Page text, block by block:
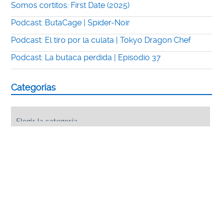
Somos cortitos: First Date (2025)
Podcast: ButaCage | Spider-Noir
Podcast: El tiro por la culata | Tokyo Dragon Chef
Podcast: La butaca perdida | Episodio 37
Categorías